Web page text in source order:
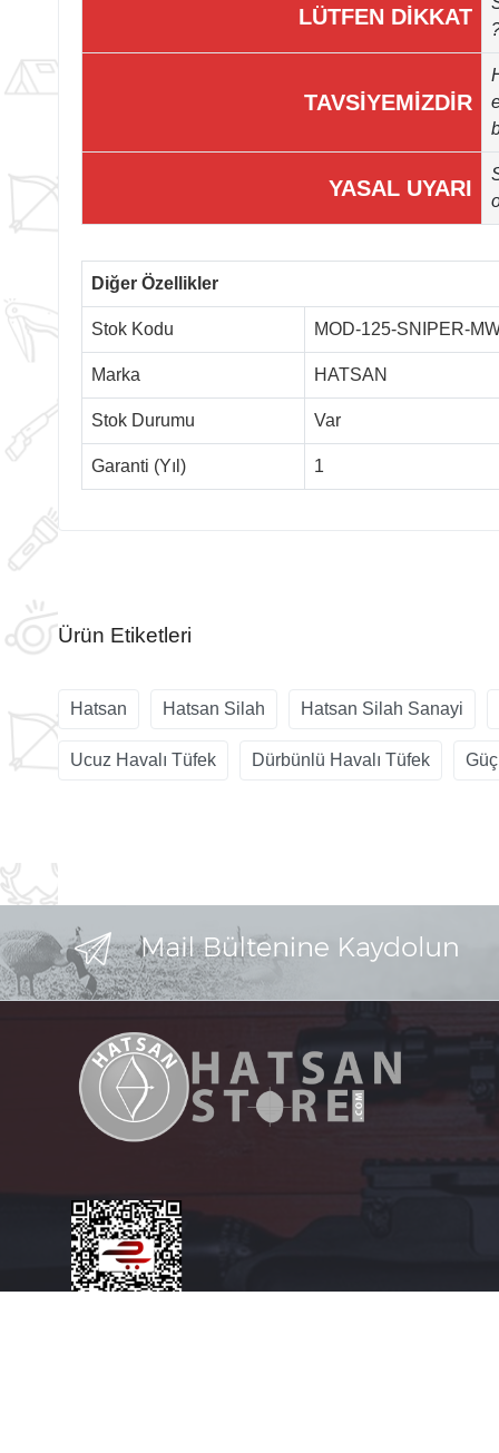
LÜTFEN DİKKAT
TAVSİYEMİZDİR
YASAL UYARI
Diğer Özellikler
Stok Kodu MOD-125-SNIPER-
Marka HATSAN
Stok Durumu Var
Garanti (Yıl) 1
Ürün Etiketleri
Hatsan Hatsan Silah Hatsan Silah Sanayi
Ucuz Havalı Tüfek Dürbünlü Havalı Tüfek